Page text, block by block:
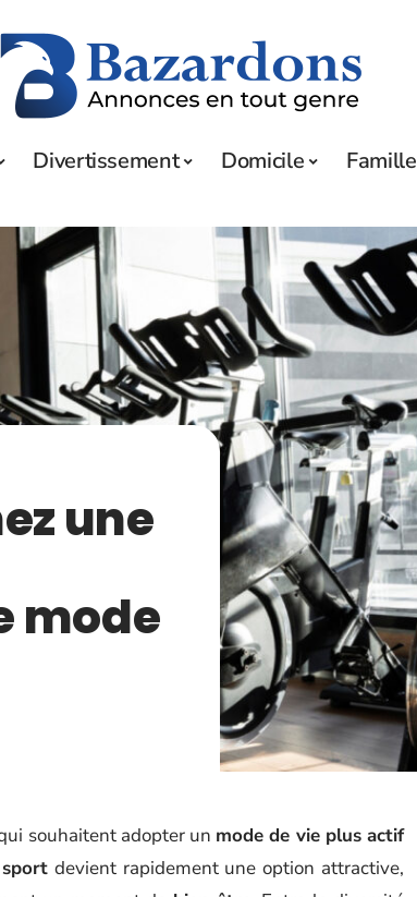
Divertissement Domicile Famille
une
mode
souhaitent adopter un mode de vie plus actif
devient rapidement une option attractive,